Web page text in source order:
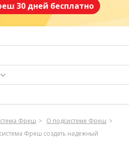
30 дней бесплатно
Фреш
О подсистеме Фреш
Фреш создать надежный